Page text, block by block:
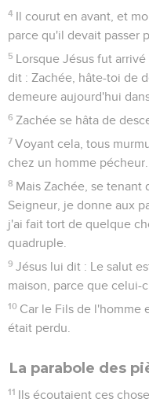
4 Il courut en avant, et
parce qu'il devait passer
5 Lorsque Jésus fut
dit : Zachée, hâte-toi de
demeure aujourd'hui
6 Zachée se hâta de
7 Voyant cela, tous
chez un homme pécheur.
8 Mais Zachée, se tenant
Seigneur, je donne aux
j'ai fait tort de quelque
quadruple.
9 Jésus lui dit : Le salut
maison, parce que celui-
10 Car le Fils de l'homme
était perdu.
La parabole des
11 Ils écoutaient ces